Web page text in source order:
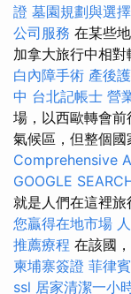
證 墓園規劃與選擇
公司服務 在某些
加拿大旅行中相對
白內障手術 產後
中 台北記帳士 營
場，以西歐轉會
氣候區，但整個國
Comprehensive
GOOGLE
就是人們在這裡旅
您贏得在地市場
推薦療程 在該國
柬埔寨簽證 菲律
ssl 居家清潔一小